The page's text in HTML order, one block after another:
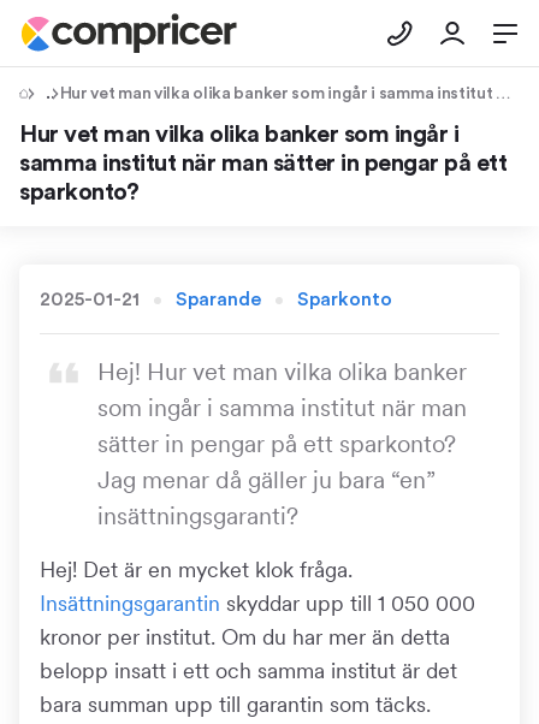
Tips & Råd Hur vet man vilka olika banker som ingår i samma institut när man sätter in pengar på ett sparkonto?
Hur vet man vilka olika banker som ingår i
samma institut när man sätter in pengar på ett
sparkonto?
2025-01-21 Sparande Sparkonto
Hej! Hur vet man vilka olika banker
som ingår i samma institut när man
sätter in pengar på ett sparkonto?
Jag menar då gäller ju bara “en”
insättningsgaranti?
Hej! Det är en mycket klok fråga.
Insättningsgarantin skyddar upp till 1 050 000
kronor per institut. Om du har mer än detta
belopp insatt i ett och samma institut är det
bara summan upp till garantin som täcks.